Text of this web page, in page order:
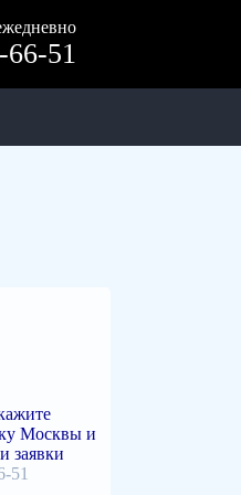
66-51
Москвы и
заявки
51